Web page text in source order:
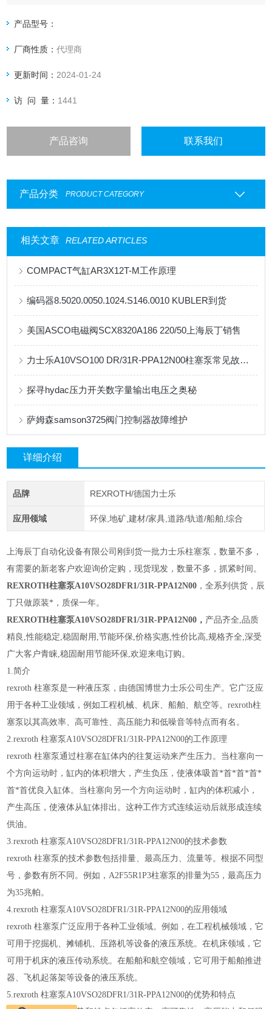
产品型号：
厂商性质：代理商
更新时间： 2024-01-24
访 问 量： 1441
产品咨询 联系我们
产品分类 PRODUCT CATEGORY
相关文章 RELATED ARTICLES
COMPACT气缸AR3X12T-M工作原理
编码器8.5020.0050.1024.S146.0010 KUBLER到货
美国ASCO电磁阀SCX8320A186 220/50上海辰丁销售
力士乐A10VSO100 DR/31R-PPA12N00柱塞泵常见故障问题的解决方法
探寻hydac压力开关数字量输出电压之奥秘
萨姆森samson3725阀门控制器故障维护
详细介绍
品牌 REXROTH/德国力士乐
应用领域 环保,地矿,建材/家具,道路/轨道/船舶,综合
上海辰丁自动化设备有限公司刚到货一批力士乐柱塞泵 ，数量不多，
有需要的新老客户欢迎询价定购，现货现发，数量不多，抓紧时间。
REXROTH柱塞泵A10VSO28DFR1/31R-PPA12N00 ，全系列供货，辰
丁只做原装*，质保一年。
REXROTH柱塞泵A10VSO28DFR1/31R-PPA12N00 ， 产品齐全,品质
精良,性能稳定,稳固耐用,节能环保,价格实惠,性价比高,规格齐全,深受
广大客户青睐,稳固耐用节能环保,欢迎来电订购。
1.简介
rexroth 柱塞泵是一种液压泵，由德国博世力士乐公司生产。它广泛应
用于各种工业领域，例如工程机械、机床、船舶、航空等。rexroth柱
塞泵以其高效率、高可靠性、高压能力和低噪音等特点而有名。
2.rexroth 柱塞泵A10VSO28DFR1/31R-PPA12N00的工作原理
rexroth 柱塞泵通过柱塞在缸体内的往复运动来产生压力。当柱塞向一
个方向运动时，缸内的体积增大，产生负压，使液体吸首*首*首*首*
首*首优良入缸体。当柱塞向另一个方向运动时，缸内的体积减小，
产生高压，使液体从缸体排出。这种工作方式连续运动后就形成连续
供油。
3.rexroth 柱塞泵A10VSO28DFR1/31R-PPA12N00的技术参数
rexroth 柱塞泵的技术参数包括排量、最高压力、流量等。根据不同型
号，参数有所不同。例如，A2F55R1P3柱塞泵的排量为55，最高压力
为35兆帕。
4.rexroth 柱塞泵A10VSO28DFR1/31R-PPA12N00的应用领域
rexroth 柱塞泵广泛应用于各种工业领域。例如，在工程机械领域，它
可用于挖掘机、摊铺机、压路机等设备的液压系统。在机床领域，它
可用于机床的液压传动系统。在船舶和航空领域，它可用于船舶推进
器、飞机起落架等设备的液压系统。
5.rexroth 柱塞泵A10VSO28DFR1/31R-PPA12N00的优势和特点